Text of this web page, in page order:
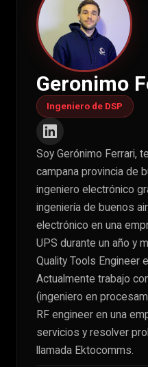
Geronimo
Ingeniero de DSP
Soy Gerónimo Ferrari,
campana provincia de
ingeniero electrónico
ingeniería de buenos
electrónico en una
UPS durante un año y
Quality Tools Engineer
Actualmente trabajo
(ingeniero en
RF engineer en una
servicios y resolver
llamada Ektocomms.